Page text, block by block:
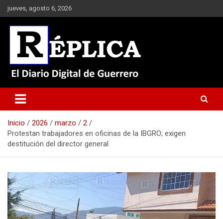
Saltar
al
contenido
jueves, agosto 6, 2026
Réplica
Inicio 2026 marzo
2
Protestan trabajadores en oficinas de la IBGRO; exigen
destitución del director general